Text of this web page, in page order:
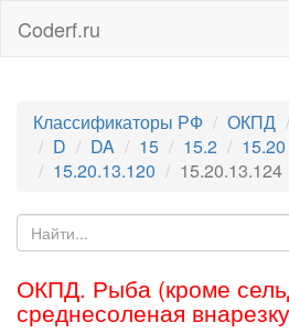
Coderf.ru
Классификаторы РФ ОКПД
D
DA 15 15.2 15.20
15.20.13.120
15.20.13.124
ОКПД. Рыба (кроме
среднесоленая внарезку